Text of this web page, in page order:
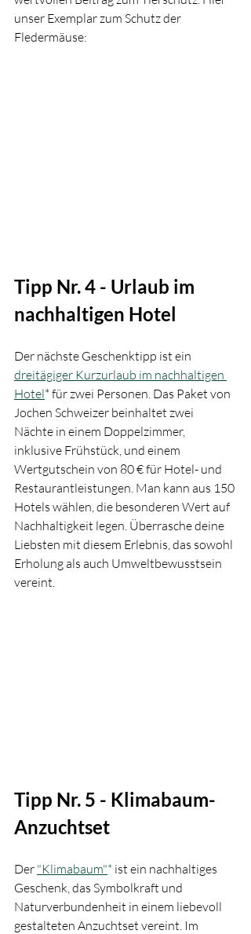
unser Exemplar zum Schutz der
Fledermäuse:
Tipp Nr. 4 - Urlaub im
nachhaltigen Hotel
Der nächste Geschenktipp ist ein
dreitägiger Kurzurlaub im nachhaltigen
Hotel* für zwei Personen. Das Paket von
Jochen Schweizer beinhaltet zwei
Nächte in einem Doppelzimmer,
inklusive Frühstück, und einem
Wertgutschein von 80 € für Hotel- und
Restaurantleistungen. Man kann aus 150
Hotels wählen, die besonderen Wert auf
Nachhaltigkeit legen. Überrasche deine
Liebsten mit diesem Erlebnis, das sowohl
Erholung als auch Umweltbewusstsein
vereint.
Tipp Nr. 5 - Klimabaum-
Anzuchtset
Der "Klimabaum"* ist ein nachhaltiges
Geschenk, das Symbolkraft und
Naturverbundenheit in einem liebevoll
gestalteten Anzuchtset vereint. Im